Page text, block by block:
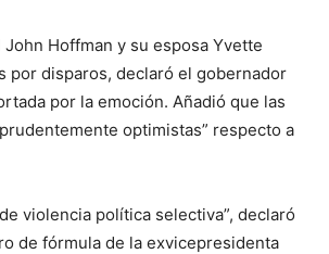
John Hoffman y su esposa Yvette
por disparos, declaró el gobernador
por la emoción. Añadió que las
optimistas” respecto a
violencia política selectiva”, declaró
de fórmula de la exvicepresidenta